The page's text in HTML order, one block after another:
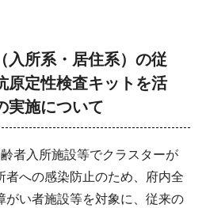
入所系・居住系）の従
原定性検査キットを活
実施について
者入所施設等でクラスターが
者への感染防止のため、府内全
がい者施設等を対象に、従来の